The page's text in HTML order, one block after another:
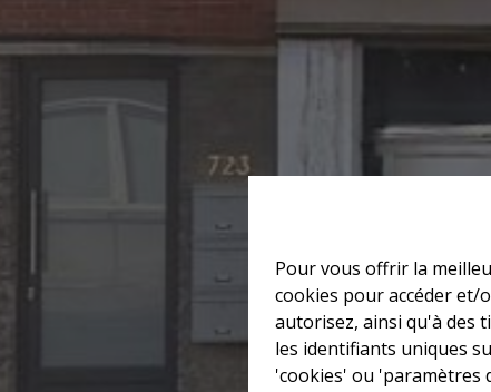
Pour vous offrir la
cookies pour accéder et/
autorisez, ainsi qu'à des
les identifiants uniques
'cookies' ou 'paramètres